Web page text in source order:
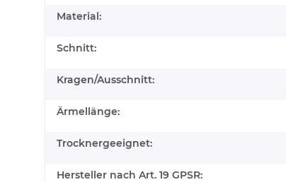
Material:
Schnitt:
Kragen/Ausschnitt:
Ärmellänge:
Trocknergeeignet:
Hersteller nach Art. 19 GPSR: